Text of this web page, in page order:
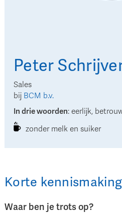
Peter
Sales
bij BCM b.v.
In drie woorden: eerlijk,
zonder melk en suiker
Korte kennismaking
Waar ben je trots op?